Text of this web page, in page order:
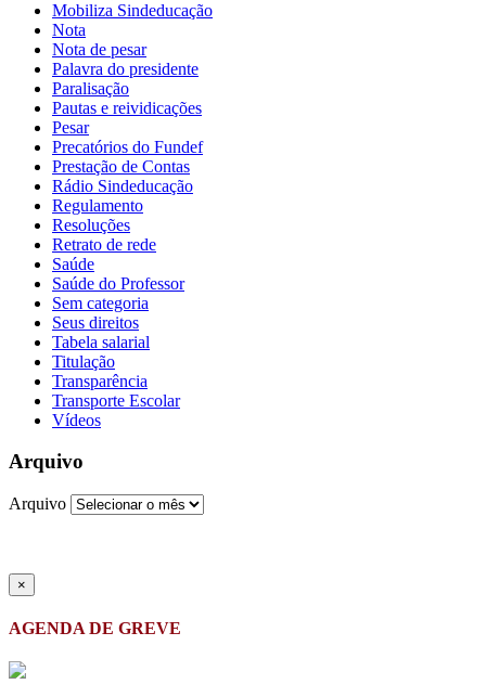
Mobiliza Sindeducação
Nota
Nota de pesar
Palavra do presidente
Paralisação
Pautas e reividicações
Pesar
Precatórios do Fundef
Prestação de Contas
Rádio Sindeducação
Regulamento
Resoluções
Retrato de rede
Saúde
Saúde do Professor
Sem categoria
Seus direitos
Tabela salarial
Titulação
Transparência
Transporte Escolar
Vídeos
Arquivo
Arquivo
×
AGENDA DE GREVE